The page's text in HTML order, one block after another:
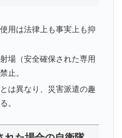
用は法律上も事実上も抑
場（安全確保された専用
止。
は異なり、災害派遣の趣
。